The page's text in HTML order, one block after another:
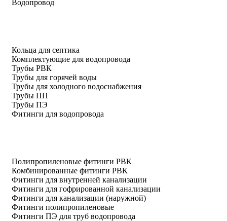
Водопровод
Кольца для септика
Комплектующие для водопровода
Трубы РВК
Трубы для горячей воды
Трубы для холодного водоснабжения
Трубы ПП
Трубы ПЭ
Фитинги для водопровода
Полипропиленовые фитинги РВК
Комбинированные фитинги РВК
Фитинги для внутренней канализации
Фитинги для гофрированной канализации
Фитинги для канализации (наружной)
Фитинги полипропиленовые
Фитинги ПЭ для труб водопровода